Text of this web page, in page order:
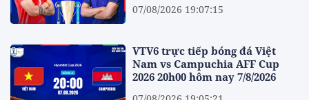
07/08/2026 19:07:15
VTV6 trực tiếp bóng đá Việt
Nam vs Campuchia AFF Cup
2026 20h00 hôm nay 7/8/2026